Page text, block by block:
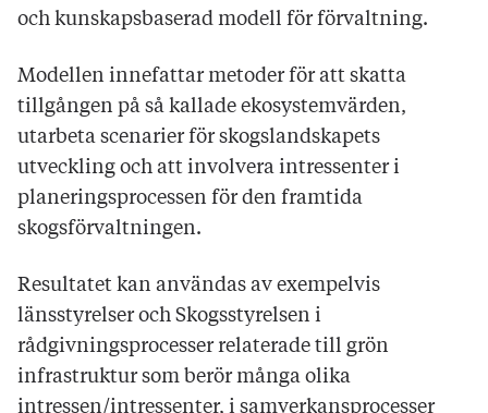
och kunskapsbaserad modell för förvaltning.
Modellen innefattar metoder för att skatta
tillgången på så kallade ekosystemvärden,
utarbeta scenarier för skogslandskapets
utveckling och att involvera intressenter i
planeringsprocessen för den framtida
skogsförvaltningen.
Resultatet kan användas av exempelvis
länsstyrelser och Skogsstyrelsen i
rådgivningsprocesser relaterade till grön
infrastruktur som berör många olika
intressen/intressenter, i samverkansprocesser